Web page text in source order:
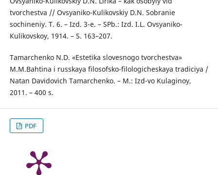
tvorchestva // Оvsyaniko-Кulikovskiy D.N. Sobranie
sochineniy. T. 6. – Izd. 3-е. – SPb.: Izd. I.L. Оvsyaniko-
Кulikovskoy, 1914. – S. 163–207.
Таmarchenko N.D. «Estetika slovesnogo tvorchestva»
M.М.Bahtina i russkaya filosofsko-filologicheskaya tradiciya /
Natan Davidovich Таmarchenko. – M.: Izd-vo Kulaginoy,
2011. – 400 s.
PDF